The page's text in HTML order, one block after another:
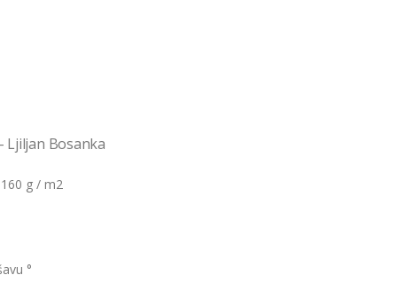
Ljiljan Bosanka
g / m2
°